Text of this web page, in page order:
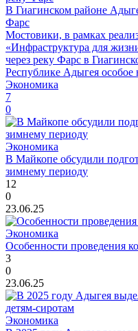
В Гиагинском районе
Фарс
Мостовики, в рамках
«Инфраструктура для
через реку Фарс в
Республике Адыгея особое
Экономика
7
0
Экономика
В Майкопе обсудили
зимнему периоду
12
0
23.06.25
Экономика
Особенности проведения
3
0
23.06.25
Экономика